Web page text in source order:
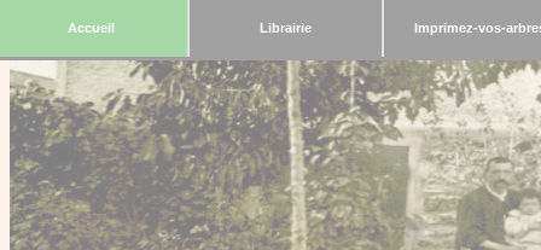
Accueil Librairie Imprimez-vos-